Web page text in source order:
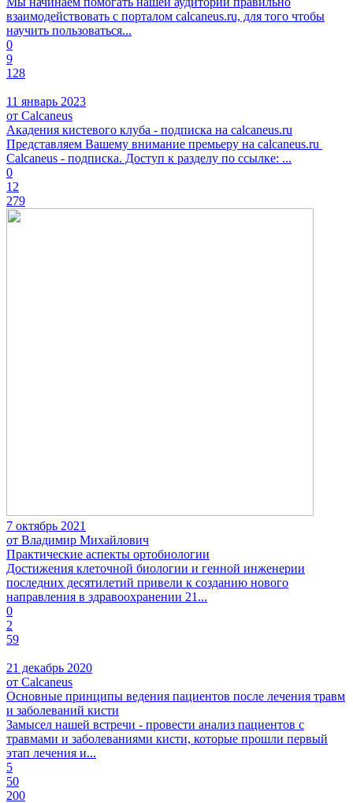
взаимодействовать с порталом calcaneus.ru, для того чтобы
научить пользоваться...
0
9
128
11 январь 2023
от Calcaneus
Акадения кистевого клуба - подписка на calcaneus.ru
Представляем Вашему внимание премьеру на calcaneus.ru
Calcaneus - подписка. Доступ к разделу по ссылке: ...
0
12
279
7 октябрь 2021
от Владимир Михайлович
Практические аспекты ортобиологии
Достижения клеточной биологии и генной инженерии
последних десятилетий привели к созданию нового
направления в здравоохранении 21...
0
2
59
21 декабрь 2020
от Calcaneus
Основные принципы ведения пациентов после лечения травм
и заболеваний кисти
Замысел нашей встречи - провести анализ пациентов с
травмами и заболеваниями кисти, которые прошли первый
этап лечения и...
5
50
200